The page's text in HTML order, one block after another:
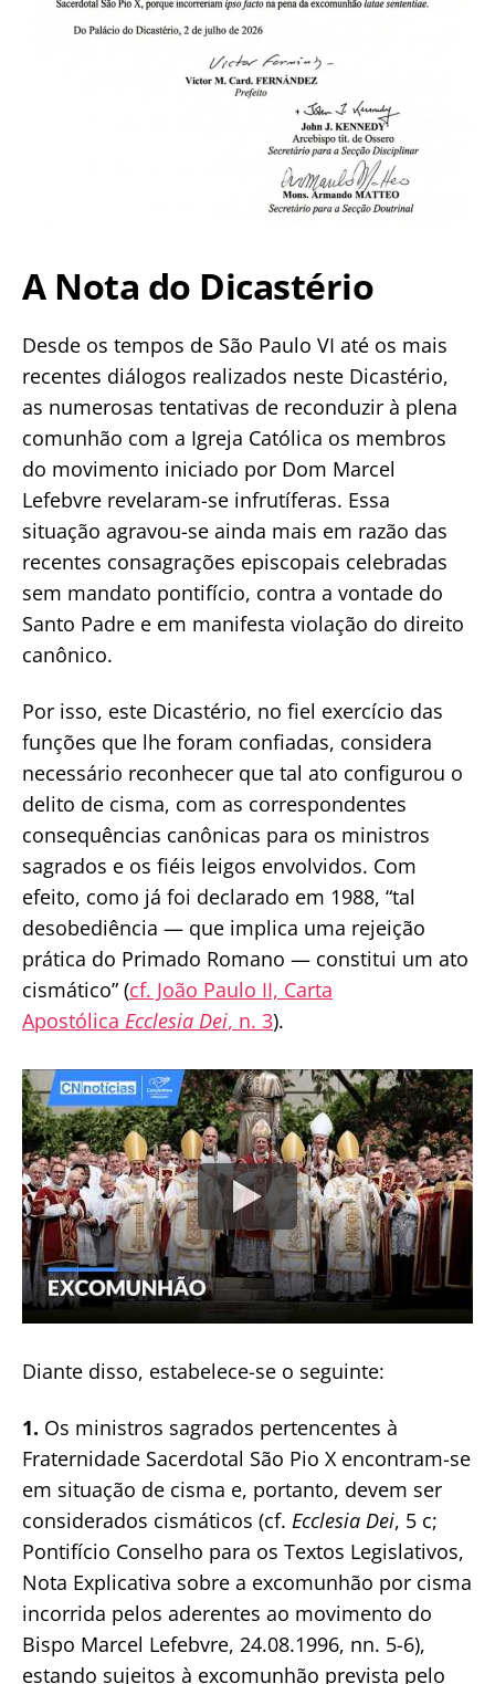
A Nota do Dicastério
Desde os tempos de São Paulo VI até os mais
recentes diálogos realizados neste Dicastério,
as numerosas tentativas de reconduzir à plena
comunhão com a Igreja Católica os membros
do movimento iniciado por Dom Marcel
Lefebvre revelaram-se infrutíferas. Essa
situação agravou-se ainda mais em razão das
recentes consagrações episcopais celebradas
sem mandato pontifício, contra a vontade do
Santo Padre e em manifesta violação do direito
canônico.
Por isso, este Dicastério, no fiel exercício das
funções que lhe foram confiadas, considera
necessário reconhecer que tal ato configurou o
delito de cisma, com as correspondentes
consequências canônicas para os ministros
sagrados e os fiéis leigos envolvidos. Com
efeito, como já foi declarado em 1988, “tal
desobediência — que implica uma rejeição
prática do Primado Romano — constitui um ato
cismático” (cf. João Paulo II, Carta
Apostólica Ecclesia Dei, n. 3).
Diante disso, estabelece-se o seguinte:
1. Os ministros sagrados pertencentes à
Fraternidade Sacerdotal São Pio X encontram-se
em situação de cisma e, portanto, devem ser
considerados cismáticos (cf. Ecclesia Dei, 5 c;
Pontifício Conselho para os Textos Legislativos,
Nota Explicativa sobre a excomunhão por cisma
incorrida pelos aderentes ao movimento do
Bispo Marcel Lefebvre, 24.08.1996, nn. 5-6),
estando sujeitos à excomunhão prevista pelo